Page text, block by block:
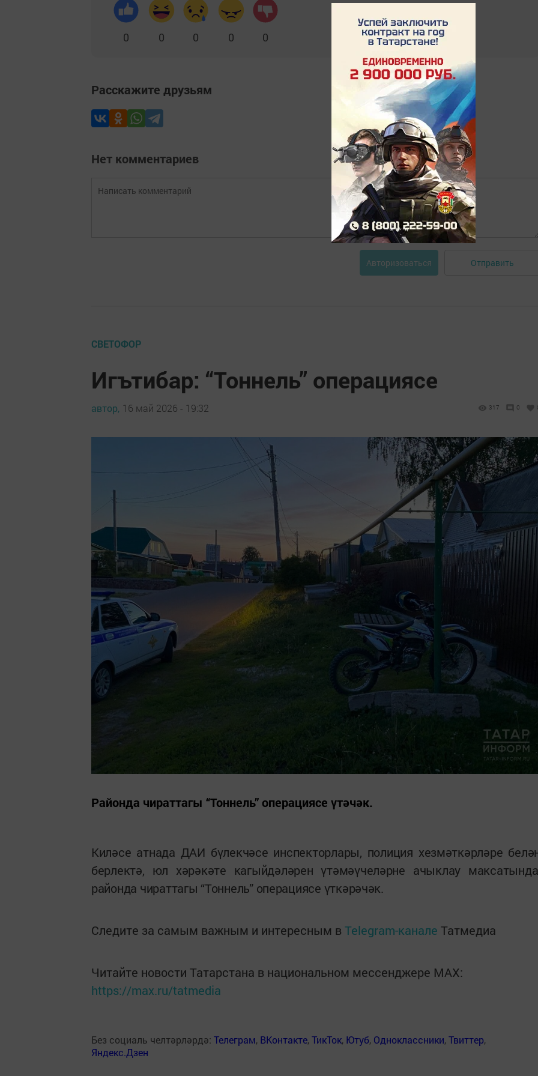
0 0 0 0 0
Расскажите друзьям
Нет комментариев
Авторизоваться Отправить
СВЕТОФОР
Игътибар: “Тоннель” операциясе
автор, 16 май 2026 - 19:32 317 0
Районда чираттагы “Тоннель” операциясе үтәчәк.
Киләсе атнада ДАИ бүлекчәсе инспекторлары, полиция хезмәткәрләре
берлектә, юл хәрәкәте ка­гый­дәләрен үтәмәүчеләрне ачыклау
районда чираттагы “Тоннель” операциясе үткәрәчәк.
Следите за самым важным и интересным в Telegram-канале Татмедиа
Читайте новости Татарстана в национальном мессенджере MАХ:
https://max.ru/tatmedia
Без социаль челтәрләрдә: Телеграм, ВКонтакте,ТикТок, Ютуб, Одноклассники,Твиттер,
Яндекс.Дзен